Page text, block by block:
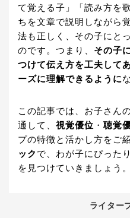
て覚える子」「読み方を
ちを文章で説明しながら
法も正しく、その子にと
のです。つまり、 その子
つけて伝え方を工夫して
ーズに理解できるように
この記事では、お子さん
通して、 視覚優位 ・ 聴覚
プの特徴と活かし方をご
ック で、わが子にぴった
を見つけていきましょう。
ライター